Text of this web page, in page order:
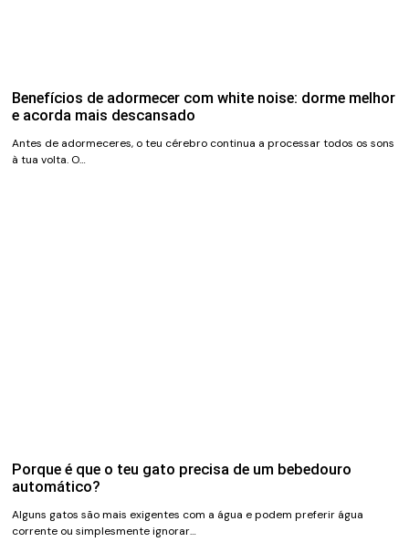
Benefícios de adormecer com white noise: dorme melhor
e acorda mais descansado
Antes de adormeceres, o teu cérebro continua a processar todos os sons
à tua volta. O…
Porque é que o teu gato precisa de um bebedouro
automático?
Alguns gatos são mais exigentes com a água e podem preferir água
corrente ou simplesmente ignorar…